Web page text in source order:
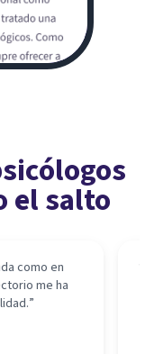
el salto
como en
me ha
”